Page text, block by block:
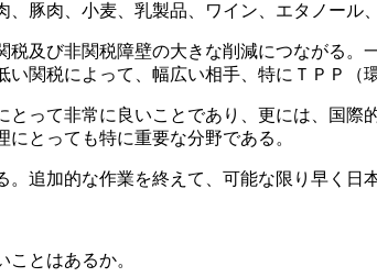
豚肉、小麦、乳製品、ワイン、エタノール
及び非関税障壁の大きな削減につながる
い関税によって、幅広い相手、特にＴＰＰ
って非常に良いことであり、更には、国
とっても特に重要な分野である。
追加的な作業を終えて、可能な限り早く日
とはあるか。